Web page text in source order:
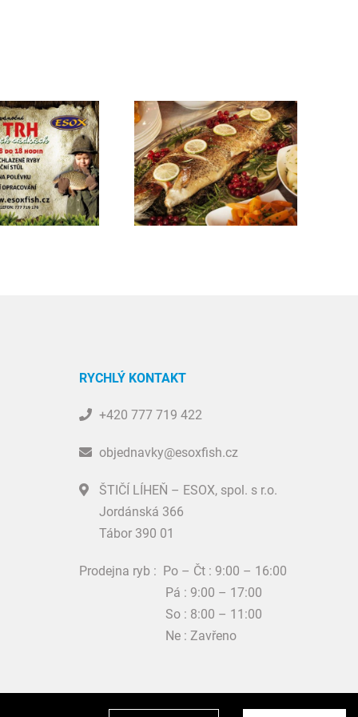
RYCHLÝ KONTAKT
+420 777 719 422
objednavky@esoxfish.cz
ŠTIČÍ LÍHEŇ – ESOX, spol. s r.o.
Jordánská 366
Tábor 390 01
Prodejna ryb : Po – Čt : 9:00 – 16:00
Pá : 9:00 – 17:00
So : 8:00 – 11:00
Ne : Zavřeno